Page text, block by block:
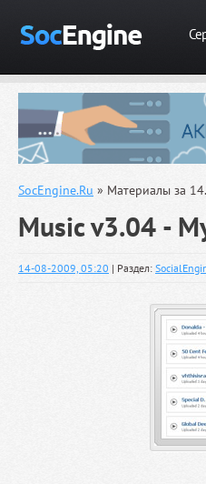
SocEngine.Ru » Материалы за
Music v3.04 -
14-08-2009, 05:20 | Раздел: